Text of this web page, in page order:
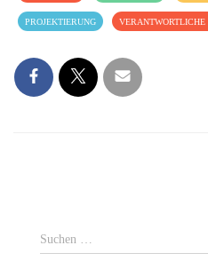
PROJEKTIERUNG VERANTWORTLICHE
S
u
Suchen …